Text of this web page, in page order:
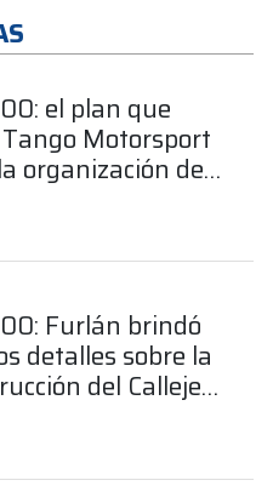
el plan que
Motorsport
organización del
Furlán brindó
detalles sobre la
del Callejero